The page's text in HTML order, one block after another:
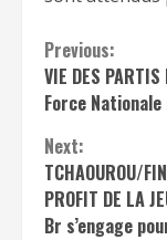
Continue
Reading
Previous:
VIE DES
Force
Next:
TCHAOUROU/
PROFIT DE LA
Br s’engage